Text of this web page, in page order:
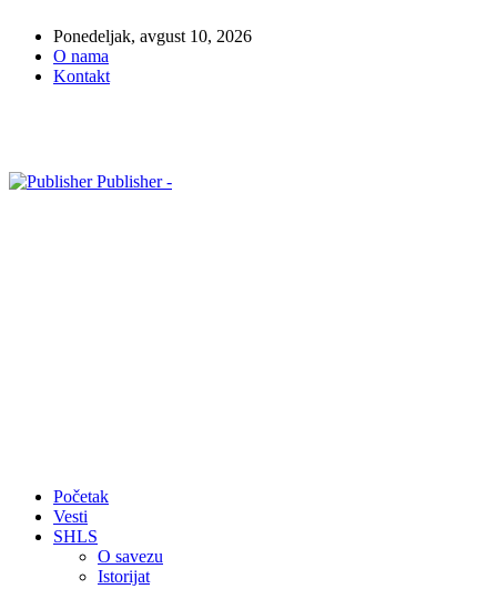
Ponedeljak, avgust 10, 2026
O nama
Kontakt
Publisher -
Početak
Vesti
SHLS
O savezu
Istorijat